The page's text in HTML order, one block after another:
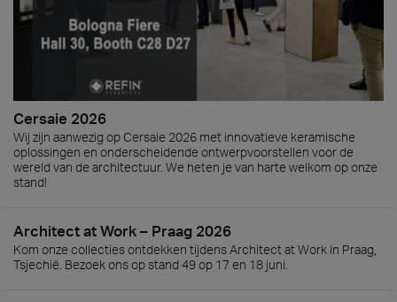
Cersaie 2026
Wij zijn aanwezig op Cersaie 2026 met innovatieve keramische
oplossingen en onderscheidende ontwerpvoorstellen voor de
wereld van de architectuur. We heten je van harte welkom op onze
stand!
Architect at Work – Praag 2026
Kom onze collecties ontdekken tijdens Architect at Work in Praag,
Tsjechië. Bezoek ons op stand 49 op 17 en 18 juni.